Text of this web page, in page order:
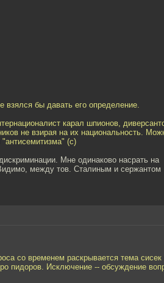
взялся бы давать его определение.
карал шпионов,
не взирая на их национальность.
(с)
Мне одинаково насрать на
между тов. Сталиным и сержантом
со временем раскрывается тема сисек
пидоров. Исключение -- обсуждение